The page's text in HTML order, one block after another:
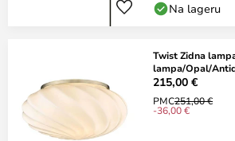
Na lageru
Twist Zidna
lampa/Opal/
Design
215,00 €
PMC251,00 €
-36,00 €